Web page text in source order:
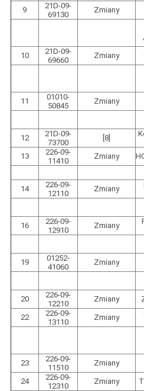
9
21D-09-
69130
Zmiany
10
21D-09-
69660
Zmiany
11
01010-
50845
Zmiany
12
21D-09-
73700
[8]
13
226-09-
11410
Zmiany
14
226-09-
12110
Zmiany
16
226-09-
12910
Zmiany
19
01252-
41060
Zmiany
20
226-09-
12210
Zmiany
22
226-09-
13110
Zmiany
23
226-09-
11510
Zmiany
24
226-09-
12310
Zmiany